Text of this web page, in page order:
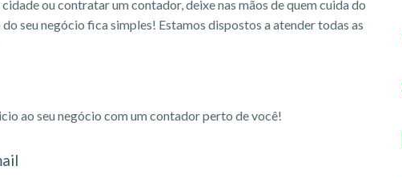
ou contratar um contador, deixe nas mãos de quem cuida do
seu negócio fica simples! Estamos dispostos a atender todas as
ao seu negócio com um contador perto de você!